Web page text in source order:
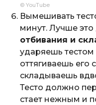
© YouTube
Вымешивать
минут. Лучше это
отбивания и
ударяешь тестом
оттягиваешь его
складываешь
Тесто должно
стает нежным и